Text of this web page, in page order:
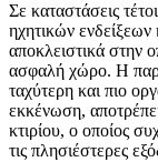
Σε καταστάσεις
ηχητικών
αποκλειστικά στην
ασφαλή χώρο. Η
ταχύτερη και πιο
εκκένωση,
κτιρίου, ο οποίος
τις πλησιέστερες